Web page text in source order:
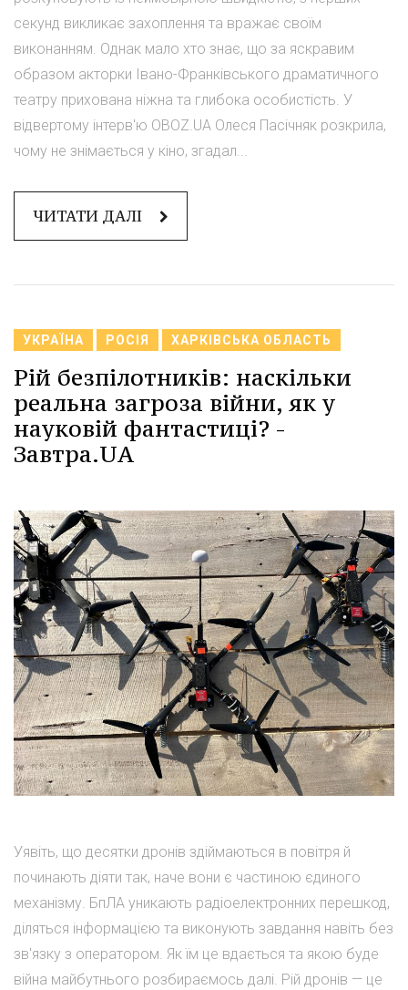
секунд викликає захоплення та вражає своїм
виконанням. Однак мало хто знає, що за яскравим
образом акторки Івано-Франківського драматичного
театру прихована ніжна та глибока особистість. У
відвертому інтерв'ю OBOZ.UA Олеся Пасічняк розкрила,
чому не знімається у кіно, згадал...
ЧИТАТИ ДАЛІ
УКРАЇНА РОСІЯ ХАРКІВСЬКА ОБЛАСТЬ
Рій безпілотників: наскільки
реальна загроза війни, як у
науковій фантастиці? -
Завтра.UA
Уявіть, що десятки дронів здіймаються в повітря й
починають діяти так, наче вони є частиною єдиного
механізму. БпЛА уникають радіоелектронних перешкод,
діляться інформацією та виконують завдання навіть без
зв'язку з оператором. Як їм це вдається та якою буде
війна майбутнього розбираємось далі. Рій дронів — це